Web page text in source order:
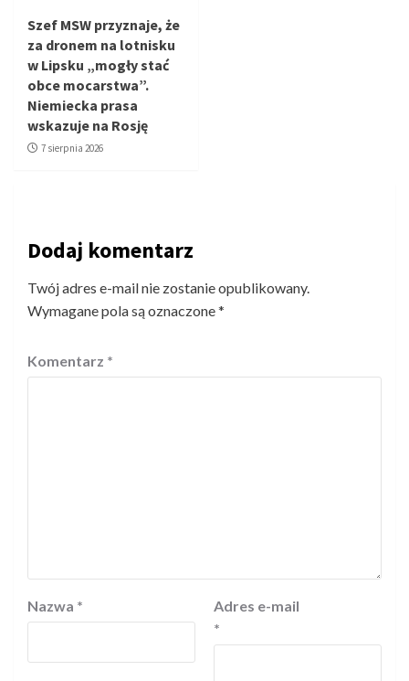
Szef MSW przyznaje, że
za dronem na lotnisku
w Lipsku „mogły stać
obce mocarstwa”.
Niemiecka prasa
wskazuje na Rosję
7 sierpnia 2026
Dodaj komentarz
Twój adres e-mail nie zostanie opublikowany.
Wymagane pola są oznaczone*
Komentarz *
Nazwa *
Adres e-mail
*